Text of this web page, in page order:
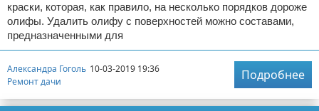
краски, которая, как правило, на несколько порядков дороже
олифы. Удалить олифу с поверхностей можно составами,
предназначенными для
Александра Гоголь 10-03-2019 19:36
Ремонт дачи
Подробнее